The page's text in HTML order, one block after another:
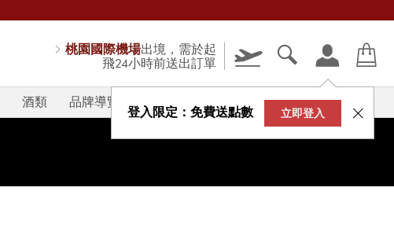
桃園國際機場出境，需於起
飛24小時前送出訂單
登入限定：免費送點數 立即登入
酒類 品牌導覽 V-STORY